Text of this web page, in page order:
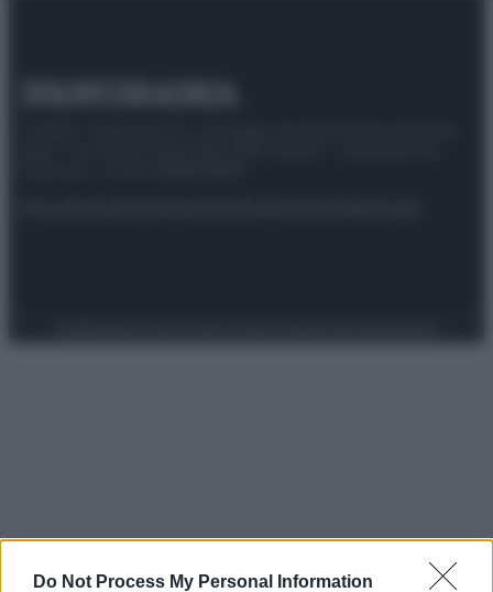
Do Not Process My Personal Information